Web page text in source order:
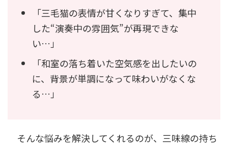
「三毛猫の表情が甘くなりすぎて、集中
した“演奏中の雰囲気”が再現できな
い…」
「和室の落ち着いた空気感を出したいの
に、背景が単調になって味わいがなくな
る…」
そんな悩みを解決してくれるのが、三味線の持ち